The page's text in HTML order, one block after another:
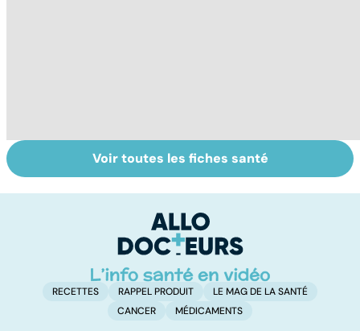
Tout savoir sur
les infections
Inflammation des
amygdales : que
d'angine ?
Voir toutes les fiches santé
RECETTES RAPPEL PRODUIT
LE MAG DE LA SANTÉ
CANCER
MÉDICAMENTS